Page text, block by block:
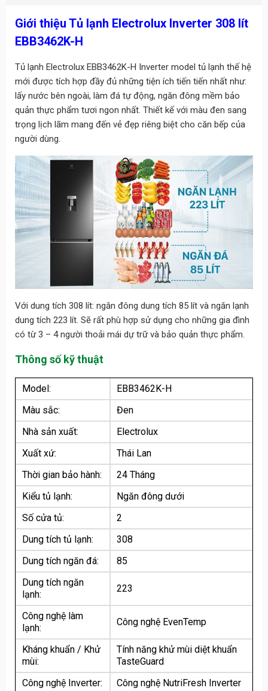
Giới thiệu Tủ lạnh Electrolux Inverter 308 lít
EBB3462K-H
Tủ lạnh Electrolux EBB3462K-H Inverter model tủ lạnh thế hệ
mới được tích hợp đầy đủ những tiện ích tiến tiến nhất như:
lấy nước bên ngoài, làm đá tự động, ngăn đông mềm bảo
quản thực phẩm tươi ngon nhất. Thiết kế với màu đen sang
trọng lịch lãm mang đến vẻ đẹp riêng biệt cho căn bếp của
người dùng.
Với dung tích 308 lít: ngăn đông dung tích 85 lít và ngăn lạnh
dung tích 223 lít. Sẽ rất phù hợp sử dụng cho những gia đình
có từ 3 – 4 người thoải mái dự trữ và bảo quản thực phẩm.
Thông số kỹ thuật
Model:
EBB3462K-H
Màu sắc:
Đen
Nhà sản xuất:
Electrolux
Xuất xứ:
Thái Lan
Thời gian bảo hành:
24 Tháng
Kiểu tủ lạnh:
Ngăn đông dưới
Số cửa tủ:
2
Dung tích tủ lạnh:
308
Dung tích ngăn đá:
85
Dung tích ngăn
lạnh:
223
Công nghệ làm
lạnh:
Công nghệ EvenTemp
Kháng khuẩn / Khử
mùi:
Tính năng khử mùi diệt khuẩn
TasteGuard
Công nghệ Inverter:
Công nghệ NutriFresh Inverter